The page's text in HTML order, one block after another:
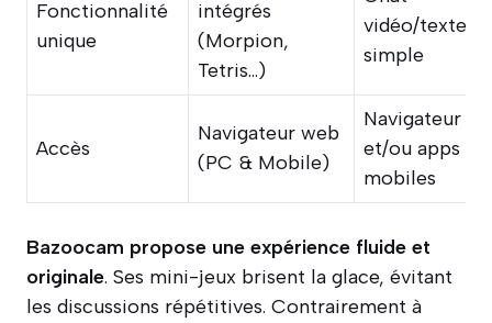
Fonctionnalité
unique
intégrés
(Morpion,
Tetris…)
vidéo/texte
simple
Accès
Navigateur web
(PC & Mobile)
Navigateur
et/ou apps
mobiles
Bazoocam propose une expérience fluide et
originale. Ses mini-jeux brisent la glace, évitant
les discussions répétitives. Contrairement à